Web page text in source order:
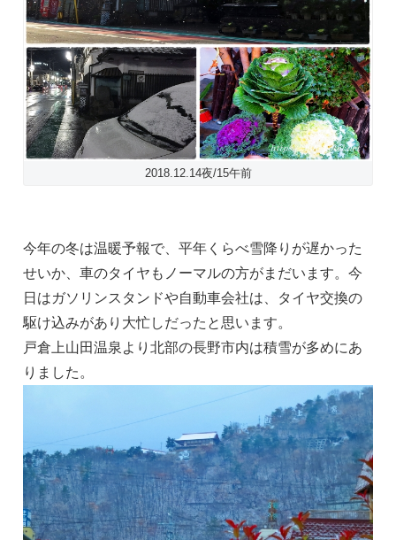
2018.12.14夜/15午前
今年の冬は温暖予報で、平年くらべ雪降りが遅かった
せいか、車のタイヤもノーマルの方がまだいます。今
日はガソリンスタンドや自動車会社は、タイヤ交換の
駆け込みがあり大忙しだったと思います。
戸倉上山田温泉より北部の長野市内は積雪が多めにあ
りました。